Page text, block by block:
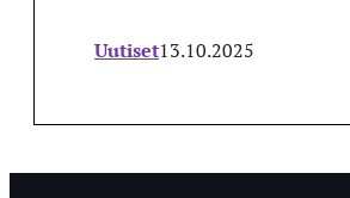
Uutiset13.10.2025